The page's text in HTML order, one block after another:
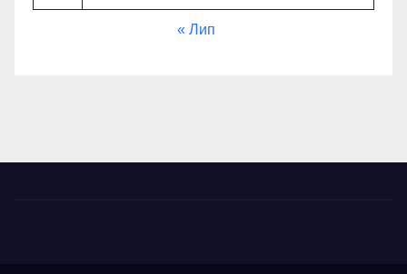
« Лип